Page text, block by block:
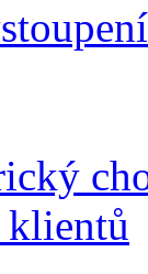
klientů